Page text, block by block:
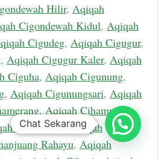
Hilir, Aqiqah
Cigondewah Kidul, Aqiqah
Cigudeg, Aqiqah Cigugur,
, Aqiqah Cigugur Kaler, Aqiqah
Ciguha, Aqiqah Cigunung,
, Aqiqah Cigunungsari, Aqiqah
,Aqiqah Cihampelas,
Cihanjawar,Aqiqah
Rahayu, Aqiqah
Chat Sekarang